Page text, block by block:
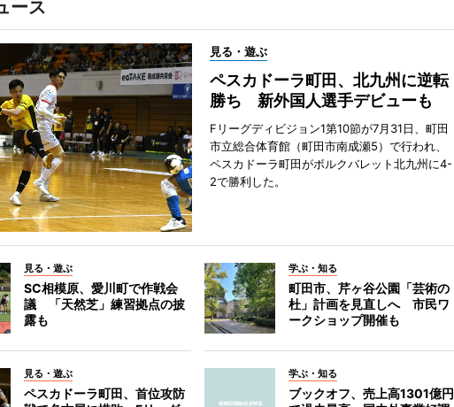
ース
見る・遊ぶ
ペスカドーラ町田、北九州に逆転
勝ち 新外国人選手デビューも
Fリーグディビジョン1第10節が7月31日、町田
市立総合体育館（町田市南成瀬5）で行われ、
ペスカドーラ町田がボルクバレット北九州に4-
2で勝利した。
見る・遊ぶ
SC相模原、愛川町で作戦会
議 「天然芝」練習拠点の披
露も
学ぶ・知る
町田市、芹ヶ谷公園「芸術の
杜」計画を見直しへ 市民ワ
ークショップ開催も
見る・遊ぶ
ペスカドーラ町田、首位攻防
学ぶ・知る
ブックオフ、売上高1301億円